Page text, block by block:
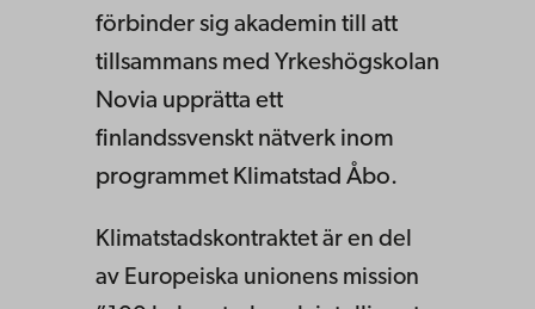
förbinder sig akademin till att
tillsammans med Yrkeshögskolan
Novia upprätta ett
finlandssvenskt nätverk inom
programmet Klimatstad Åbo.
Klimatstadskontraktet är en del
av Europeiska unionens mission